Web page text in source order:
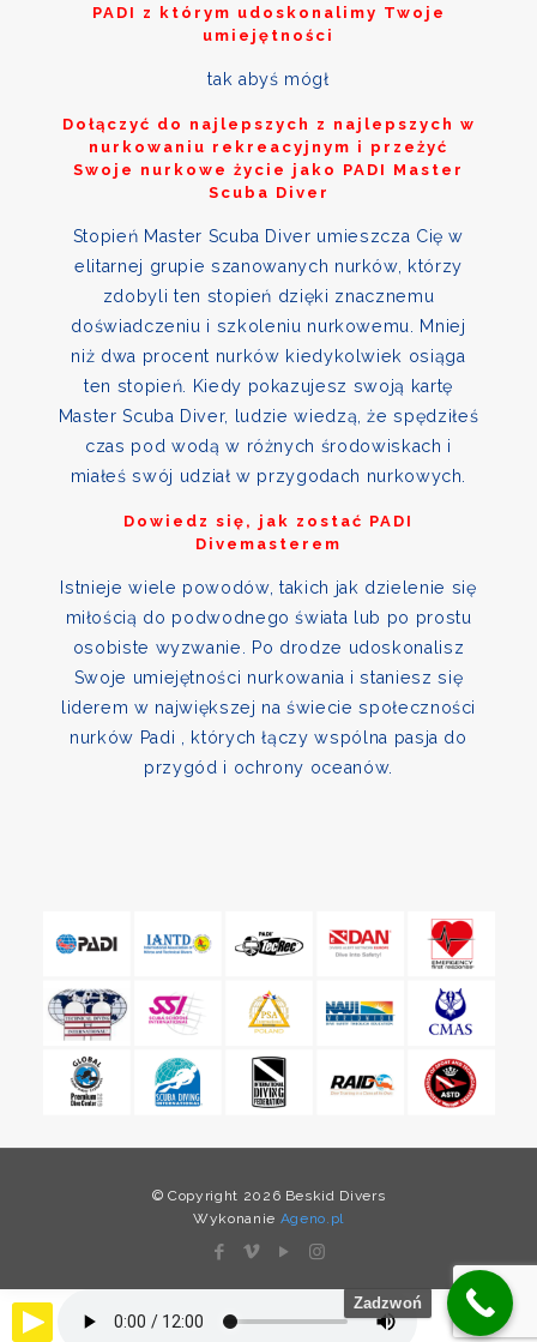
PADI z którym udoskonalimy Twoje
umiejętności
tak abyś mógł
Dołączyć do najlepszych z najlepszych w
nurkowaniu rekreacyjnym i przeżyć
Swoje nurkowe życie jako PADI Master
Scuba Diver
Stopień Master Scuba Diver umieszcza Cię w
elitarnej grupie szanowanych nurków, którzy
zdobyli ten stopień dzięki znacznemu
doświadczeniu i szkoleniu nurkowemu. Mniej
niż dwa procent nurków kiedykolwiek osiąga
ten stopień. Kiedy pokazujesz swoją kartę
Master Scuba Diver, ludzie wiedzą, że spędziłeś
czas pod wodą w różnych środowiskach i
miałeś swój udział w przygodach nurkowych.
Dowiedz się, jak zostać PADI
Divemasterem
Istnieje wiele powodów, takich jak dzielenie się
miłością do podwodnego świata lub po prostu
osobiste wyzwanie. Po drodze udoskonalisz
Swoje umiejętności nurkowania i staniesz się
liderem w największej na świecie społeczności
nurków Padi , których łączy wspólna pasja do
przygód i ochrony oceanów.
© Copyright 2026 Beskid Divers
Wykonanie Ageno.pl
Zadzwoń